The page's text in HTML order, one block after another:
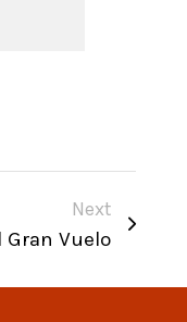
Next
Gran Vuelo